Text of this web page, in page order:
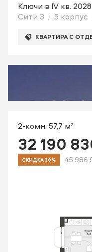
Ключи в IV кв. 2028
Сити 3
5 корпус
КВАРТИРА С
2-комн. 57,7 м²
32 190
СКИДКА 30% 45 986